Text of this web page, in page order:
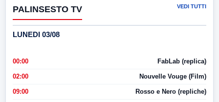
PALINSESTO TV VEDI TUTTI
LUNEDI 03/08
00:00 FabLab (replica)
02:00 Nouvelle Vouge (Film)
09:00 Rosso e Nero (repliche)